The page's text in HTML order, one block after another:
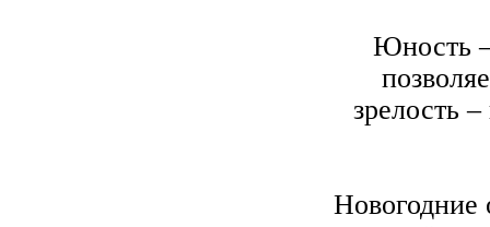
Юность –
зрелость
Новогодние